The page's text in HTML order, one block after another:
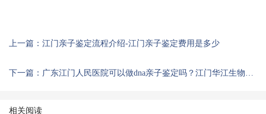
上一篇：江门亲子鉴定流程介绍-江门亲子鉴定费用是多少
下一篇：广东江门人民医院可以做dna亲子鉴定吗？江门华江生物亲子鉴定
相关阅读